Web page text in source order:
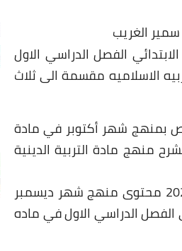
سمير الغريب
الفصل الدراسي الاول
التربيه الاسلاميه مقسمة الى ثلاث
بمنهج شهر أكتوبر في مادة
السادس فصل دراسي اول 2023 وجزء خاص بشرح منهج مادة التربية الدينية
وجزء خاص بشرح منهج التربية الإسلامية للصف السادس الابتدائي ترم اول 2023 محتوى منهج شهر ديسمبر
الدراسي الاول في ماده